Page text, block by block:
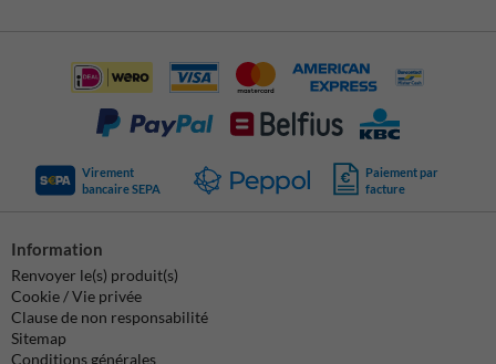
Virement
bancaire SEPA
Paiement par
facture
Information
Renvoyer le(s) produit(s)
Cookie / Vie privée
Clause de non responsabilité
Sitemap
Conditions générales